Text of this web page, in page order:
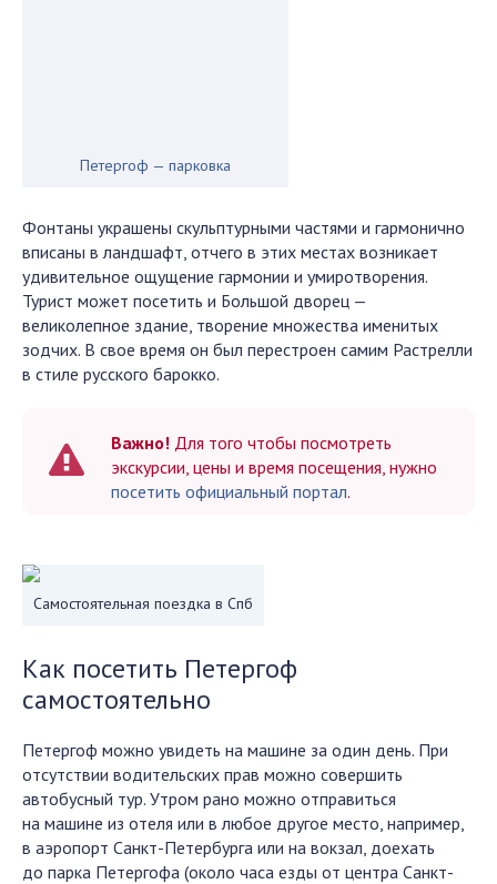
Петергоф — парковка
Фонтаны украшены скульптурными частями и гармонично
вписаны в ландшафт, отчего в этих местах возникает
удивительное ощущение гармонии и умиротворения.
Турист может посетить и Большой дворец —
великолепное здание, творение множества именитых
зодчих. В свое время он был перестроен самим Растрелли
в стиле русского барокко.
Важно! Для того чтобы посмотреть
экскурсии, цены и время посещения, нужно
посетить официальный портал.
Самостоятельная поездка в Спб
Как посетить Петергоф
самостоятельно
Петергоф можно увидеть на машине за один день. При
отсутствии водительских прав можно совершить
автобусный тур. Утром рано можно отправиться
на машине из отеля или в любое другое место, например,
в аэропорт Санкт-Петербурга или на вокзал, доехать
до парка Петергофа (около часа езды от центра Санкт-